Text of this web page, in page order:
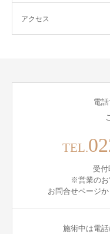
アクセス
電
TEL.
受付
※営業のお
お問合せページ
施術中は電話